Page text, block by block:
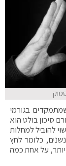
בגורמי
סיכון בולט הוא
להוביל למחלות
כלומר לחץ
על אחת כמה